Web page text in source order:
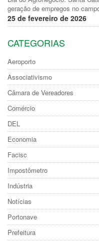
geração de empregos no
25 de fevereiro de 2026
CATEGORIAS
Aeroporto
Associativismo
Câmara de Vereadores
Comércio
DEL
Economia
Facisc
Impostômetro
Indústria
Notícias
Portonave
Prefeitura